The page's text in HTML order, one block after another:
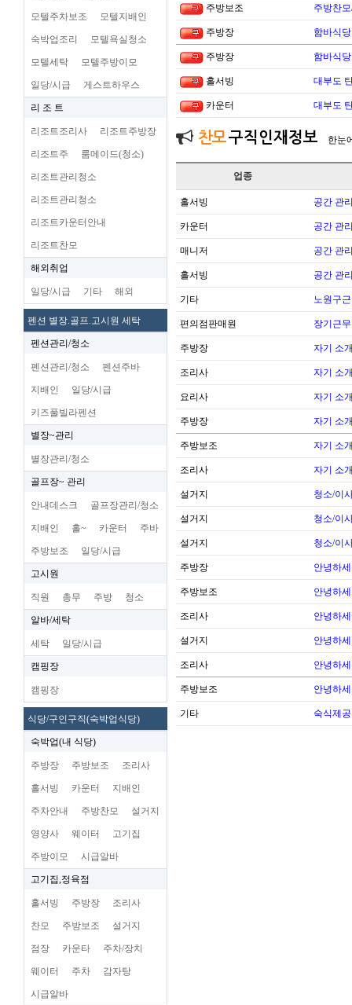
모텔주차보조 모텔지배인
숙박업조리 모텔욕실청소
모텔세탁 모텔주방이모
일당/시급 게스트하우스
리 조 트
리조트조리사 리조트주방장
리조트주 룸메이드(청소)
리조트관리청소
리조트관리청소
리조트카운터안내
리조트찬모
해외취업
일당/시급 기타 해외
펜션 별장.골프.고시원 세탁
펜션관리/청소
펜션관리/청소 펜션주바
지배인 일당/시급
키즈풀빌라펜션
별장~관리
별장관리/청소
골프장~ 관리
안내데스크 골프장관리/청소
지배인 홀~ 카운터 주바
주방보조 일당/시급
고시원
직원 총무 주방 청소
알바/세탁
세탁 일당/시급
캠핑장
캠핑장
식당/구인구직(숙박업식당)
숙박업(내 식당)
주방장 주방보조 조리사
홀서빙 카운터 지배인
주차안내 주방찬모 설거지
영양사 웨이터 고기집
주방이모 시급알바
고기집,정육점
홀서빙 주방장 조리사
찬모 주방보조 설거지
점장 카운타 주차/장치
웨이터 주차 감자탕
시급알바
주방보조 주방찬
주방장 함바식
주방장 함바식
홀서빙 대부도
카운터 대부도
찬모구직인재정보 한눈
업종
홀서빙 공간 관
카운터 공간 관
매니저 공간 관
홀서빙 공간 관
기타 노원구
편의점판매원 장기근
주방장 자기 소
조리사 자기 소
요리사 자기 소
주방장 자기 소
주방보조 자기 소
조리사 자기 소
설거지 청소/이
설거지 청소/이
설거지 청소/이
주방장 안녕하
주방보조 안녕하
조리사 안녕하
설거지 안녕하
조리사 안녕하
주방보조 안녕하
기타 숙식제